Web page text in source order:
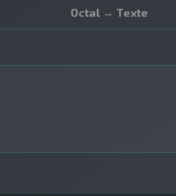
Octal → Texte